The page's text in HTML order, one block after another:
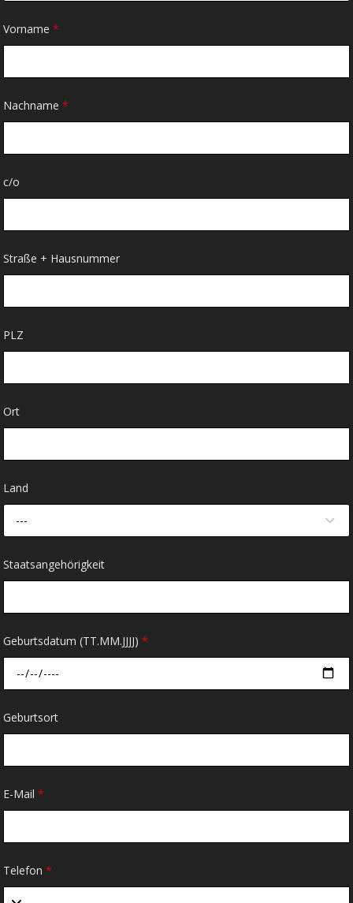
Vorname*
Nachname*
c/o
Straße + Hausnummer
PLZ
Ort
Land
---
Staatsangehörigkeit
Geburtsdatum (TT.MM.JJJJ)*
Geburtsort
E-Mail*
Telefon*